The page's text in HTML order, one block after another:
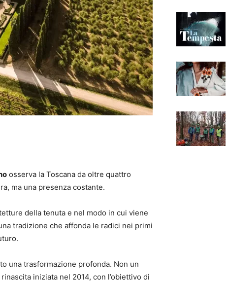
osserva la Toscana da oltre quattro
ma una presenza costante.
della tenuta e nel modo in cui viene
tradizione che affonda le radici nei primi
una trasformazione profonda. Non un
iniziata nel 2014, con l’obiettivo di